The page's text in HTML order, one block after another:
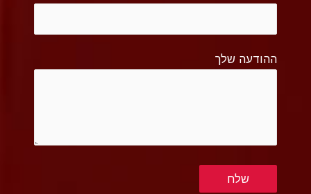
ההודעה שלך